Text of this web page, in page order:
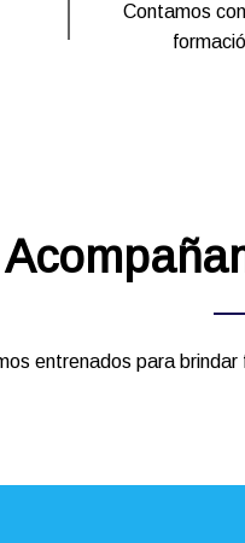
Contamos
entrenados para